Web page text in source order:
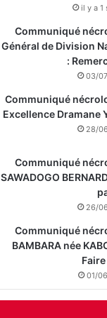
il y a 1
Communiqué
Général de Division
:
03/
Communiqué
Excellence Dramane
28/
Communiqué
SAWADOGO
26/
Communiqué
BAMBARA née
01/